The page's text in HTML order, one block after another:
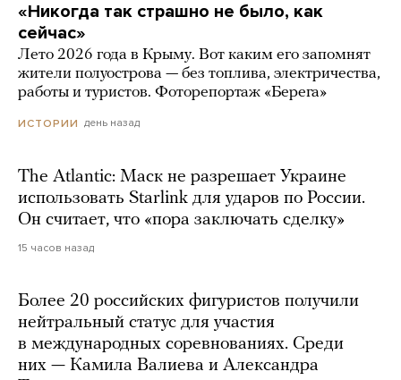
«Никогда так страшно не было, как
сейчас»
Лето 2026 года в Крыму. Вот каким его запомнят
жители полуострова — без топлива, электричества,
работы и туристов. Фоторепортаж «Берега»
ИСТОРИИ день назад
The Atlantic: Маск не разрешает Украине
использовать Starlink для ударов по России.
Он считает, что «пора заключать сделку»
15 часов назад
Более 20 российских фигуристов получили
нейтральный статус для участия
в международных соревнованиях. Среди
них — Камила Валиева и Александра